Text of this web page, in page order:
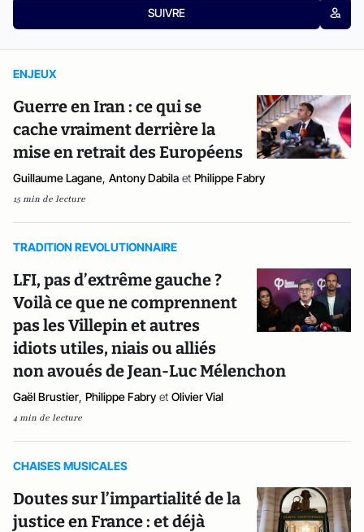
SUIVRE
ENJEUX
Guerre en Iran : ce qui se
cache vraiment derrière la
mise en retrait des Européens
Guillaume Lagane, Antony Dabila et Philippe Fabry
15 min de lecture
TRADITION REVOLUTIONNAIRE
LFI, pas d’extrême gauche ?
Voilà ce que ne comprennent
pas les Villepin et autres
idiots utiles, niais ou alliés
non avoués de Jean-Luc Mélenchon
Gaël Brustier, Philippe Fabry et Olivier Vial
4 min de lecture
CHAISES MUSICALES
Doutes sur l’impartialité de la
justice en France : et déjà